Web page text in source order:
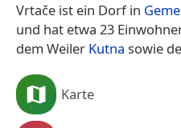
Vrtače ist ein Dorf in
und hat etwa 23
dem Weiler Kutna sowie
Karte